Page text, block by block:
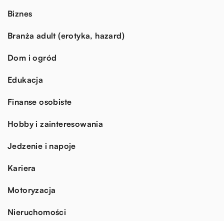
Biznes
Branża adult (erotyka, hazard)
Dom i ogród
Edukacja
Finanse osobiste
Hobby i zainteresowania
Jedzenie i napoje
Kariera
Motoryzacja
Nieruchomości